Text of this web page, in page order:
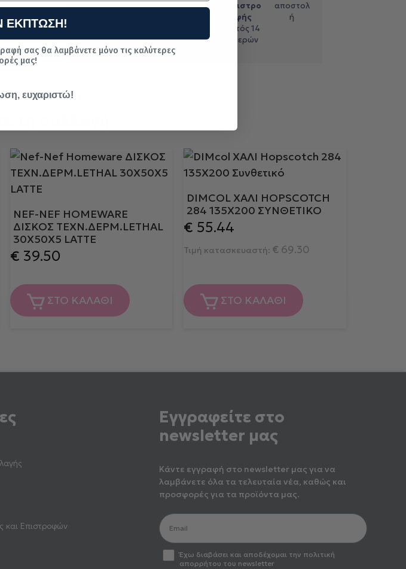
συναλλα
αντικατ
νικές
επιστρο
φής
εντός 14
ημερών
αποστολ
ή
NEF-NEF HOMEWARE
ΔΙΣΚΟΣ ΤΕΧΝ.ΔΕΡΜ.LETHAL
30Χ50Χ5 LATTE
€ 39.50
ΣΤΟ ΚΑΛΑΘΙ
DIMCOL ΧΑΛΙ HOPSCOTCH
284 135X200 ΣΥΝΘΕΤΙΚΌ
€ 55.44
Τιμή κατασκευαστή: € 69.30
ΣΤΟ ΚΑΛΑΘΙ
και Επιστροφών
Εγγραφείτε στο
newsletter μας
Κάντε εγγραφή στο newsletter μας για να
λαμβάνετε όλα τα τελευταία νέα, καθώς και
προσφορές για τα προϊόντα μας.
optin2Έχω διαβάσει και αποδέχομαι την πολιτική
απορρήτου του newsletter
ΕΚΠΤΩΣΗ!
σας θα λαμβάνετε μόνο τις καλύτερες
μας!
ευχαριστώ!